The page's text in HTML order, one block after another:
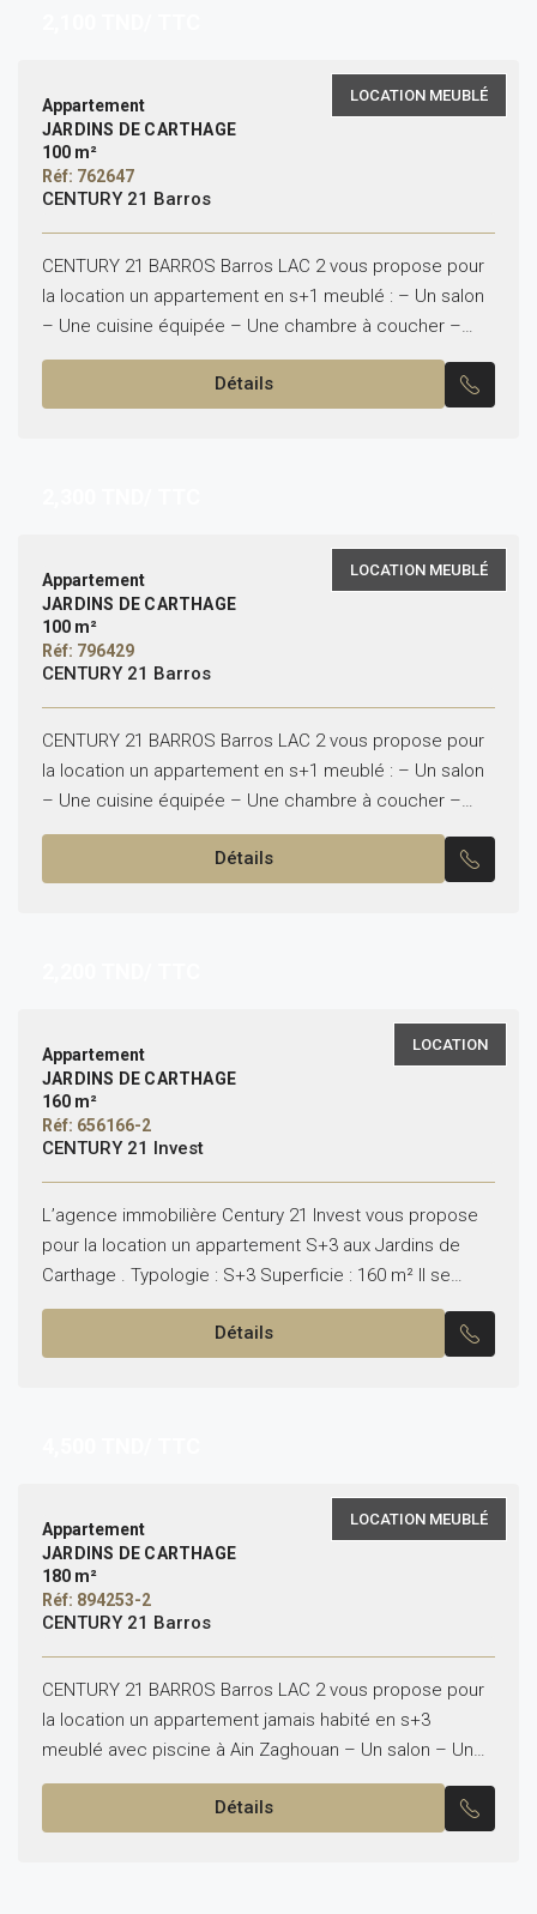
LOCATION MEUBLÉ
Appartement
JARDINS DE CARTHAGE
100 m²
Réf: 762647
CENTURY 21 Barros
CENTURY 21 BARROS Barros LAC 2 vous propose pour
la location un appartement en s+1 meublé : – Un salon
– Une cuisine équipée – Une chambre à coucher –
Une salle...
Détails
LOCATION MEUBLÉ
Appartement
JARDINS DE CARTHAGE
100 m²
Réf: 796429
CENTURY 21 Barros
CENTURY 21 BARROS Barros LAC 2 vous propose pour
la location un appartement en s+1 meublé : – Un salon
– Une cuisine équipée – Une chambre à coucher –
Une salle...
Détails
LOCATION
Appartement
JARDINS DE CARTHAGE
160 m²
Réf: 656166-2
CENTURY 21 Invest
L’agence immobilière Century 21 Invest vous propose
pour la location un appartement S+3 aux Jardins de
Carthage . Typologie : S+3 Superficie : 160 m² Il se
compose de : – Un...
Détails
LOCATION MEUBLÉ
Appartement
JARDINS DE CARTHAGE
180 m²
Réf: 894253-2
CENTURY 21 Barros
CENTURY 21 BARROS Barros LAC 2 vous propose pour
la location un appartement jamais habité en s+3
meublé avec piscine à Ain Zaghouan – Un salon – Une
cuisine équipée – Une...
Détails